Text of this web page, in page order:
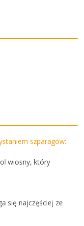
szparagów:
wiosny, który
się najczęściej ze